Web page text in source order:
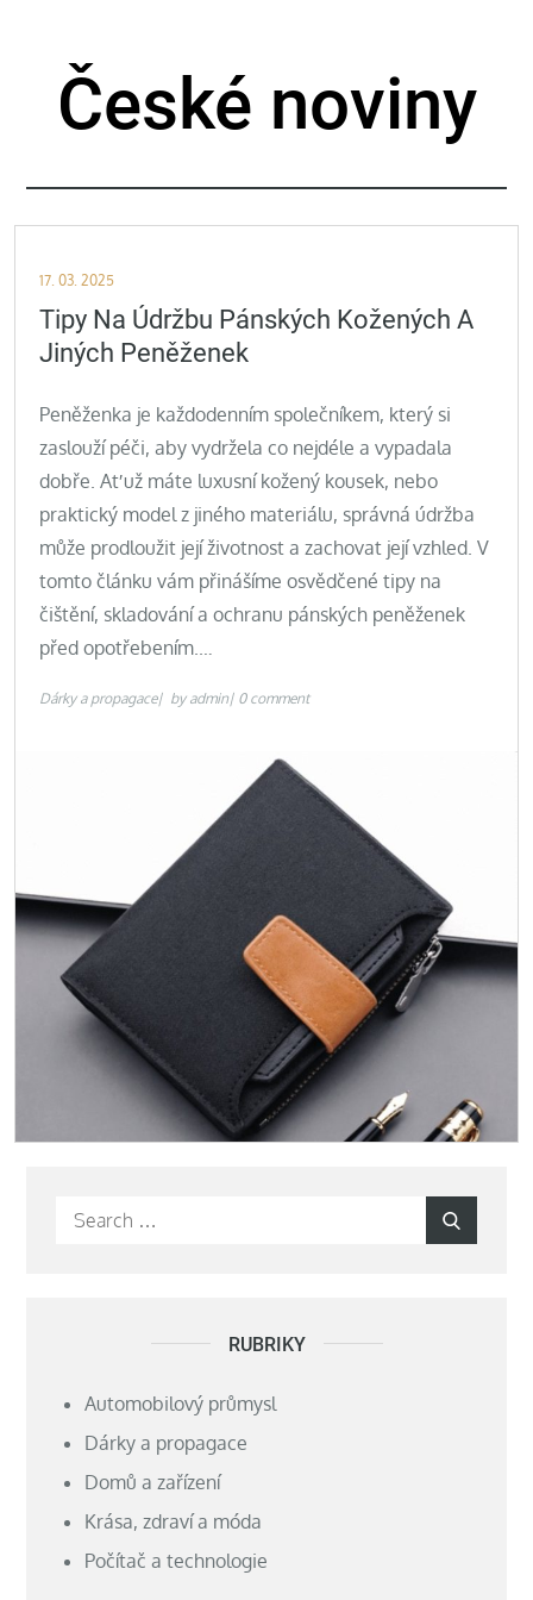
contentČeské noviny
Posted
on
17. 03. 2025
Tipy Na Údržbu Pánských Kožených A
Jiných Peněženek
Peněženka je každodenním společníkem, který si
zaslouží péči, aby vydržela co nejdéle a vypadala
dobře. Ať už máte luxusní kožený kousek, nebo
praktický model z jiného materiálu, správná údržba
může prodloužit její životnost a zachovat její vzhled. V
tomto článku vám přinášíme osvědčené tipy na
čištění, skladování a ochranu pánských peněženek
před opotřebením.…
Dárky a propagace by admin 0 comment
Search
RUBRIKY
Automobilový průmysl
Dárky a propagace
Domů a zařízení
Krása, zdraví a móda
Počítač a technologie